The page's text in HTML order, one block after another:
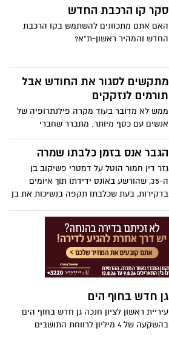
סקר קו הרכבת החדש
האם אתם מתכוונים להשתמש בקו הרכבת
החדש והמהיר ראשון-ת"א?
מתקשים לסגור את החודש אבל
תורמים לנזקקים
ממש לא מדובר בעוד מקרה פילנתרופיה של
אנשים עם כסף מיותר. מתברר שחברי
הקבוצה בעצמם מתקשים לסגור את החודש.
הגבר אנס בזמן כלבתו שמרה
גזר דין חמור הוטל על דמטרי פשיקוב בן
ה-35, שהורשע באונס ידידתו תוך איומים
בדקירות, בעת שכלבתו תקפה בנשיכות את בן
גן חדש בחוף הים
עיריית ראשון לציון חנכה גן חדש בחוף הים
בהשקעה של 4 מיליון לרווחת התושבים